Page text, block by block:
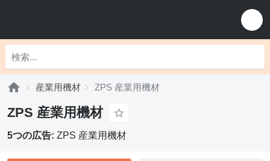
産業用機材 ZPS 産業用機材
ZPS 産業用機材
5つの広告: ZPS 産業用機材